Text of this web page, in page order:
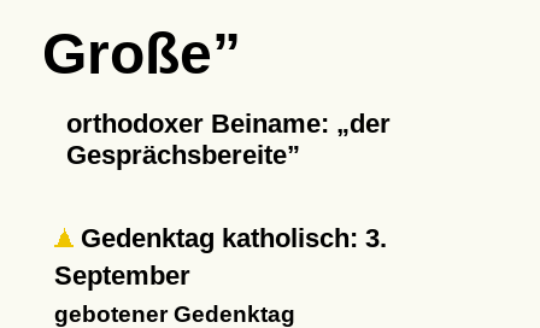
Große
orthodoxer Beiname:
der
Gesprächsbereite
Gedenktag katholisch: 3.
September
gebotener Gedenktag